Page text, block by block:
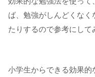
ば、勉強がしんどくな
たりするので参考にして
小学生からできる効果的